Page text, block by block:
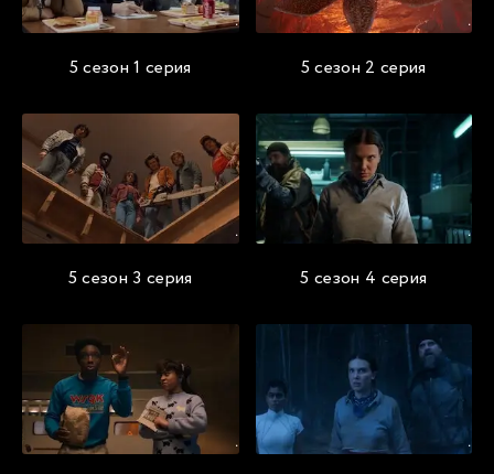
5 сезон 1 серия 5 сезон 2 серия
5 сезон 3 серия 5 сезон 4 серия